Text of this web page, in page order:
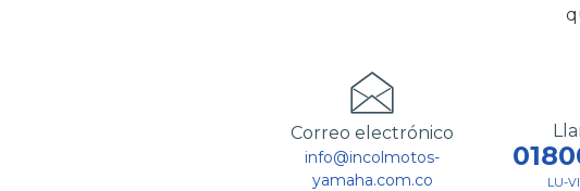
Correo electrónico
info@incolmotos-
yamaha.com.co
LU-